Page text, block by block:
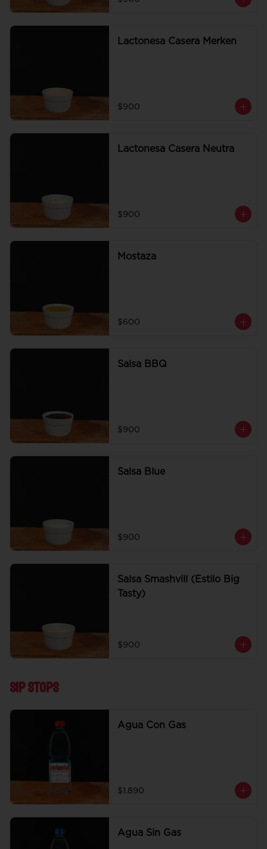
Lactonesa Casera Merken
$900
Lactonesa Casera Neutra
$900
Mostaza
$600
Salsa BBQ
$900
Salsa Blue
$900
Salsa Smashvill (Estilo Big
Tasty)
$900
Sip Stops
Agua Con Gas
$1.890
Agua Sin Gas